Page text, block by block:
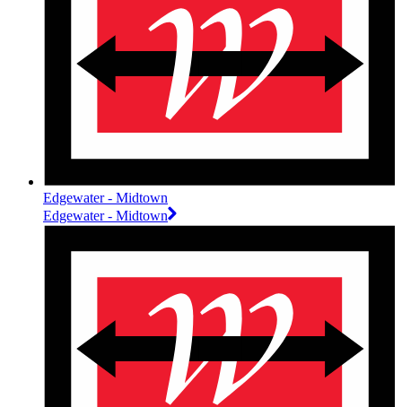
Edgewater - Midtown
Edgewater - Midtown